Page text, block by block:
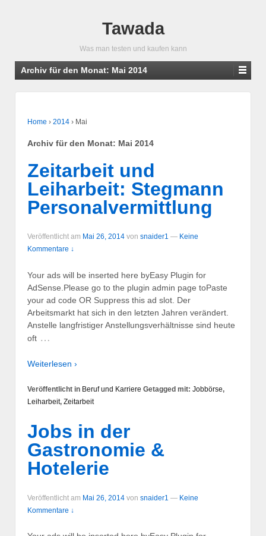
Tawada
Was man testen und kaufen kann
Archiv für den Monat: Mai 2014
Home › 2014 › Mai
Archiv für den Monat: Mai 2014
Zeitarbeit und
Leiharbeit: Stegmann
Personalvermittlung
Veröffentlicht am Mai 26, 2014 von snaider1 — Keine
Kommentare ↓
Your ads will be inserted here byEasy Plugin for
AdSense.Please go to the plugin admin page toPaste
your ad code OR Suppress this ad slot. Der
Arbeitsmarkt hat sich in den letzten Jahren verändert.
Anstelle langfristiger Anstellungsverhältnisse sind heute
oft …
Weiterlesen ›
Veröffentlicht in Beruf und Karriere Getagged mit: Jobbörse,
Leiharbeit, Zeitarbeit
Jobs in der
Gastronomie &
Hotelerie
Veröffentlicht am Mai 26, 2014 von snaider1 — Keine
Kommentare ↓